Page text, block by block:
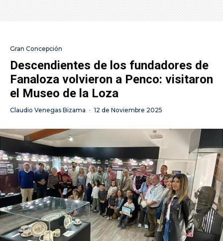
Gran Concepción
Descendientes de los fundadores de
Fanaloza volvieron a Penco: visitaron
el Museo de la Loza
Claudio Venegas Bizama · 12 de Noviembre 2025